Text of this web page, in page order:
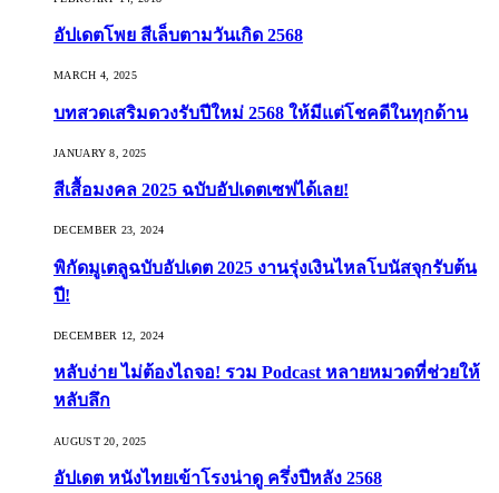
อัปเดตโพย สีเล็บตามวันเกิด 2568
MARCH 4, 2025
บทสวดเสริมดวงรับปีใหม่ 2568 ให้มีแต่โชคดีในทุกด้าน
JANUARY 8, 2025
สีเสื้อมงคล 2025 ฉบับอัปเดตเซฟได้เลย!
DECEMBER 23, 2024
พิกัดมูเตลูฉบับอัปเดต 2025 งานรุ่งเงินไหลโบนัสจุกรับต้น
ปี!
DECEMBER 12, 2024
หลับง่าย ไม่ต้องไถจอ! รวม Podcast หลายหมวดที่ช่วยให้
หลับลึก
AUGUST 20, 2025
อัปเดต หนังไทยเข้าโรงน่าดู ครึ่งปีหลัง 2568